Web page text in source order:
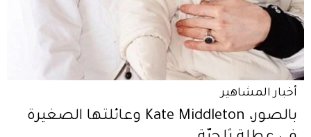
أخبار المشاهير
بالصور، Kate Middleton وعائلتها الصغيرة